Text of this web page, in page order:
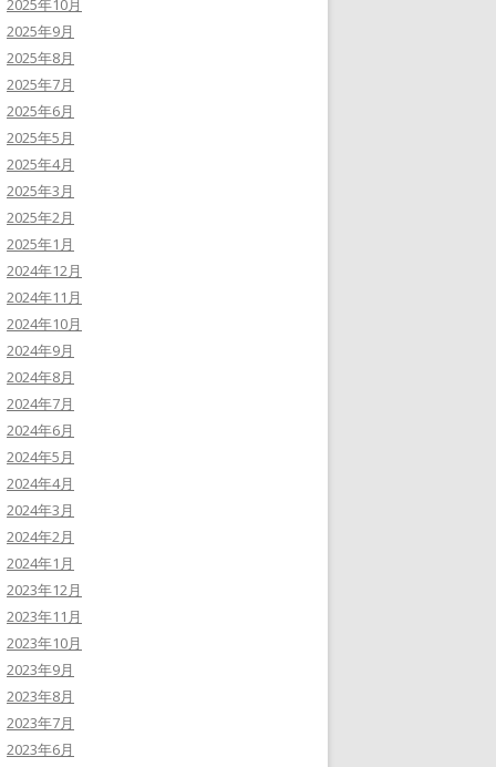
2025年10月
2025年9月
2025年8月
2025年7月
2025年6月
2025年5月
2025年4月
2025年3月
2025年2月
2025年1月
2024年12月
2024年11月
2024年10月
2024年9月
2024年8月
2024年7月
2024年6月
2024年5月
2024年4月
2024年3月
2024年2月
2024年1月
2023年12月
2023年11月
2023年10月
2023年9月
2023年8月
2023年7月
2023年6月